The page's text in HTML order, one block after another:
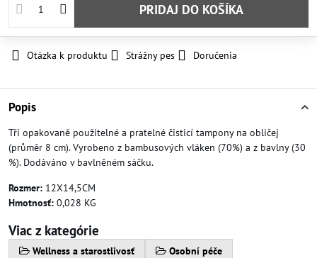
PRIDAJ DO KOŠÍKA
Otázka k produktu Strážny pes Doručenia
Popis
Tři opakovaně použitelné a pratelné čisticí tampony na obličej
(průměr 8 cm). Vyrobeno z bambusových vláken (70%) a z bavlny (30
%). Dodáváno v bavlněném sáčku.
Rozmer: 12X14,5CM
Hmotnosť: 0,028 KG
Viac z kategórie
Wellness a starostlivosť
Osobní péče